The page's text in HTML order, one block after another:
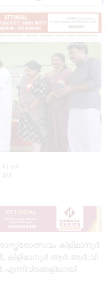
am
AM
കിളിമാനൂർ
ആർ.ആർ.വി